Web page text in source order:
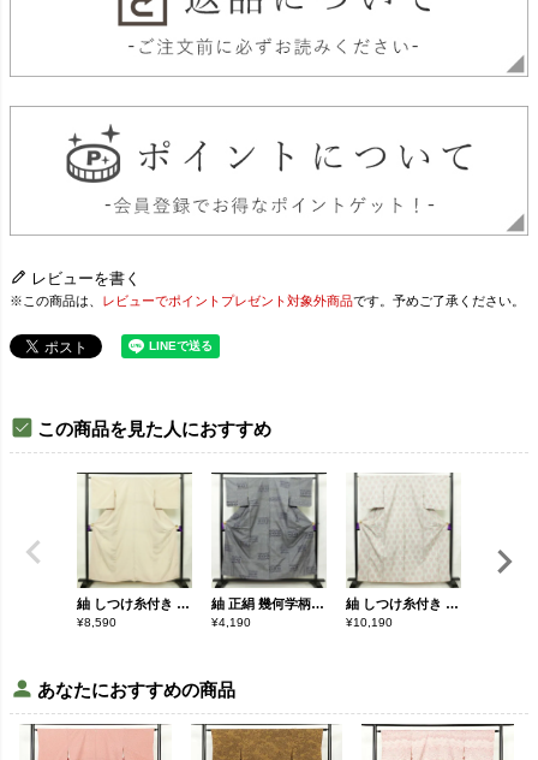
レビューを書く
※この商品は、 レビューでポイントプレゼント対象外商品です。予めご了承ください。
この商品を見た人におすすめ
紬 しつけ糸付き 正絹 古典柄 袷仕立て 身丈158.5cm 裄丈65cm リサイクル着物 着物 クリーム
¥8,590
紬 正絹 幾何学柄・抽象柄 袷仕立て 身丈155cm 裄丈65cm 一部しつけ糸付き 青・紺
¥4,190
紬 しつけ糸付き 正絹 亀甲柄 袷仕立て 身丈163.5cm 裄丈65.5cm 着物 多色使い
¥10,190
あなたにおすすめの商品